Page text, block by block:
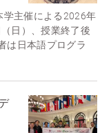
学主催による2026年
日）、授業終了後
は日本語プログラ